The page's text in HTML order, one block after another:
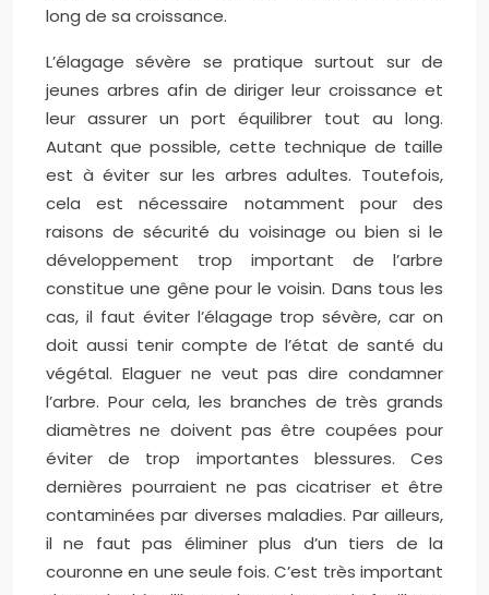
long de sa croissance.
L’élagage sévère se pratique surtout sur de
jeunes arbres afin de diriger leur croissance et
leur assurer un port équilibrer tout au long.
Autant que possible, cette technique de taille
est à éviter sur les arbres adultes. Toutefois,
cela est nécessaire notamment pour des
raisons de sécurité du voisinage ou bien si le
développement trop important de l’arbre
constitue une gêne pour le voisin. Dans tous les
cas, il faut éviter l’élagage trop sévère, car on
doit aussi tenir compte de l’état de santé du
végétal. Elaguer ne veut pas dire condamner
l’arbre. Pour cela, les branches de très grands
diamètres ne doivent pas être coupées pour
éviter de trop importantes blessures. Ces
dernières pourraient ne pas cicatriser et être
contaminées par diverses maladies. Par ailleurs,
il ne faut pas éliminer plus d’un tiers de la
couronne en une seule fois. C’est très important